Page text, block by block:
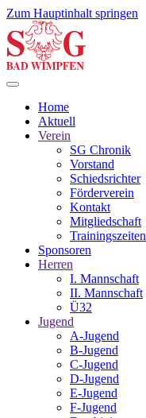
Zum Hauptinhalt springen
Home
Aktuell
Verein
SG Chronik
Vorstand
Schiedsrichter
Förderverein
Kontakt
Mitgliedschaft
Trainingszeiten
Sponsoren
Herren
I. Mannschaft
II. Mannschaft
Ü32
Jugend
A-Jugend
B-Jugend
C-Jugend
D-Jugend
E-Jugend
F-Jugend